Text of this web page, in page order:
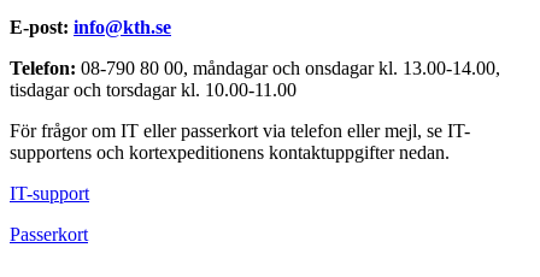
E-post: info@kth.se
Telefon: 08-790 80 00, måndagar och onsdagar kl. 13.00-14.00,
tisdagar och torsdagar kl. 10.00-11.00
För frågor om IT eller passerkort via telefon eller mejl, se IT-
supportens och kortexpeditionens kontaktuppgifter nedan.
IT-support
Passerkort